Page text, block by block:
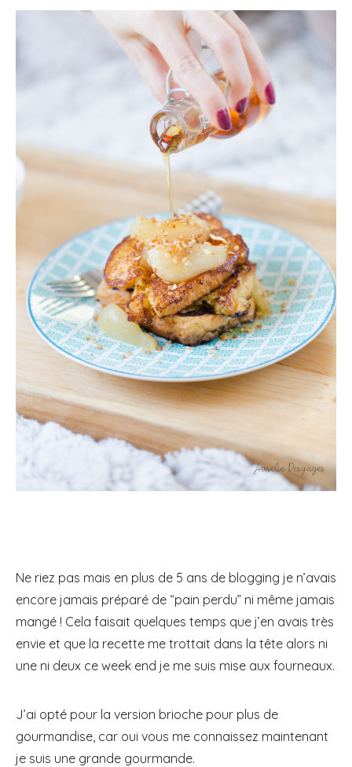
Ne riez pas mais en plus de 5 ans de blogging je n’avais
encore jamais préparé de “pain perdu” ni même jamais
mangé ! Cela faisait quelques temps que j’en avais très
envie et que la recette me trottait dans la tête alors ni
une ni deux ce week end je me suis mise aux fourneaux.
J’ai opté pour la version brioche pour plus de
gourmandise, car oui vous me connaissez maintenant
je suis une grande gourmande.